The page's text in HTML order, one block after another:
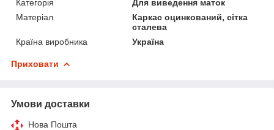
Категорія
Для виведення маток
Матеріал
Каркас оцинкований, сітка
сталева
Країна виробника
Україна
Приховати
Умови доставки
Нова Пошта